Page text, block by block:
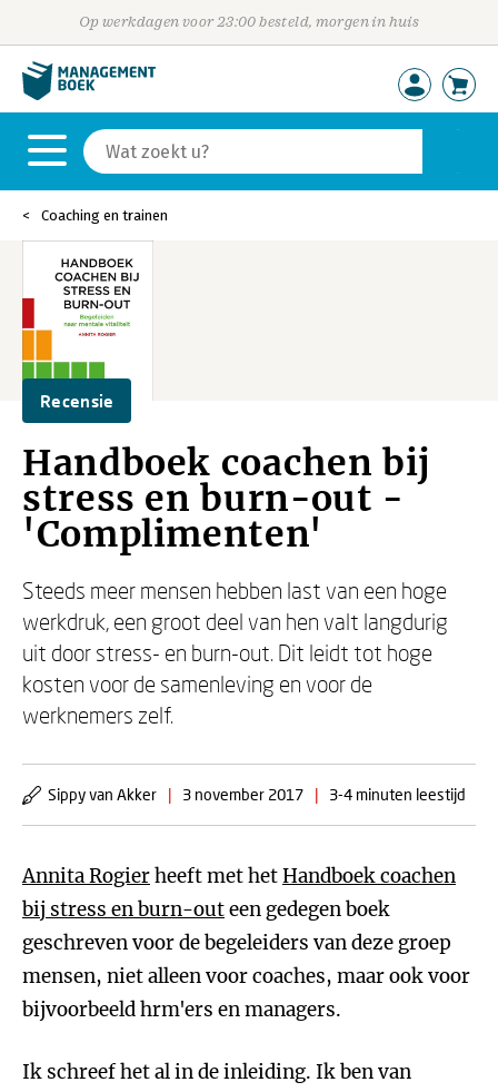
Op werkdagen voor 23:00 besteld, morgen in huis
Coaching en trainen
Recensie
Handboek coachen bij
stress en burn-out -
'Complimenten'
Steeds meer mensen hebben last van een hoge
werkdruk, een groot deel van hen valt langdurig
uit door stress- en burn-out. Dit leidt tot hoge
kosten voor de samenleving en voor de
werknemers zelf.
Sippy van Akker | 3 november 2017 | 3-4 minuten leestijd
Annita Rogierheeft met hetHandboek coachen
bij stress en burn-outeen gedegen boek
geschreven voor de begeleiders van deze groep
mensen, niet alleen voor coaches, maar ook voor
bijvoorbeeld hrm'ers en managers.
Ik schreef het al in de inleiding. Ik ben van